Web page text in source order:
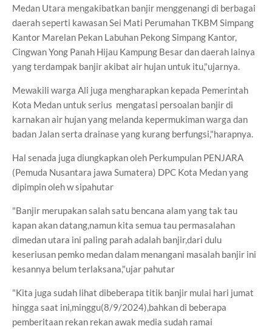
Medan Utara mengakibatkan banjir menggenangi di berbagai
daerah seperti kawasan Sei Mati Perumahan TKBM Simpang
Kantor Marelan Pekan Labuhan Pekong Simpang Kantor,
Cingwan Yong Panah Hijau Kampung Besar dan daerah lainya
yang terdampak banjir akibat air hujan untuk itu,"ujarnya.
Mewakili warga Ali juga mengharapkan kepada Pemerintah
Kota Medan untuk serius mengatasi persoalan banjir di
karnakan air hujan yang melanda kepermukiman warga dan
badan Jalan serta drainase yang kurang berfungsi,"harapnya.
Hal senada juga diungkapkan oleh Perkumpulan PENJARA
(Pemuda Nusantara jawa Sumatera) DPC Kota Medan yang
dipimpin oleh w sipahutar
"Banjir merupakan salah satu bencana alam yang tak tau
kapan akan datang,namun kita semua tau permasalahan
dimedan utara ini paling parah adalah banjir,dari dulu
keseriusan pemko medan dalam menangani masalah banjir ini
kesannya belum terlaksana,"ujar pahutar
"Kita juga sudah lihat dibeberapa titik banjir mulai hari jumat
hingga saat ini,minggu(8/9/2024),bahkan di beberapa
pemberitaan rekan rekan awak media sudah ramai